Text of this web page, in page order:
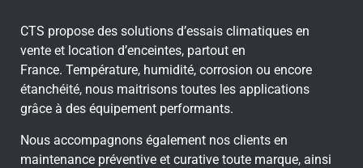
CTS propose des solutions d’essais climatiques en
vente et location d’enceintes, partout en
France. Température, humidité, corrosion ou encore
étanchéité, nous maitrisons toutes les applications
grâce à des équipement performants.
Nous accompagnons également nos clients en
maintenance préventive et curative toute marque, ainsi